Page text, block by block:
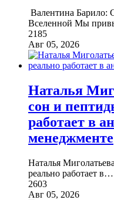
Валентина Барило:
Вселенной Мы
2185
Авг 05, 2026
Наталья
сон и
работает в
менеджменте
Наталья
реально работает в…
2603
Авг 05, 2026